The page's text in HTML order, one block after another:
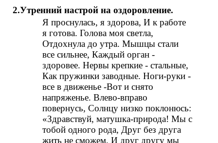
2.Утренний настрой на оздоровление.
Я проснулась, я здорова, И к работе
я готова. Голова моя светла,
Отдохнула до утра. Мышцы стали
все сильнее, Каждый орган -
здоровее. Нервы крепкие - стальные,
Как пружинки заводные. Ноги-руки -
все в движенье -Вот и снято
напряженье. Влево-вправо
повернусь, Солнцу низко поклонюсь:
«Здравствуй, матушка-природа! Мы с
тобой одного рода, Друг без друга
жить не сможем, И друг другу мы